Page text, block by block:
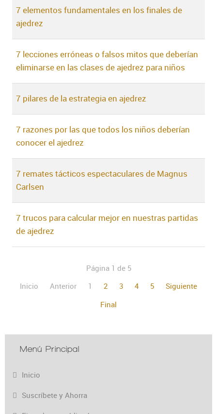
7 elementos fundamentales en los finales de
ajedrez
7 lecciones erróneas o falsos mitos que deberían
eliminarse en las clases de ajedrez para niños
7 pilares de la estrategia en ajedrez
7 razones por las que todos los niños deberían
conocer el ajedrez
7 remates tácticos espectaculares de Magnus
Carlsen
7 trucos para calcular mejor en nuestras partidas
de ajedrez
Página 1 de 5
Inicio
Anterior 1 2 3 4 5
Siguiente
Final
Menú Principal
Inicio
Suscríbete y Ahorra